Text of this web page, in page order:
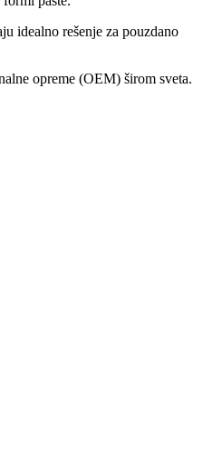
idealno rešenje za pouzdano
opreme (OEM) širom sveta.